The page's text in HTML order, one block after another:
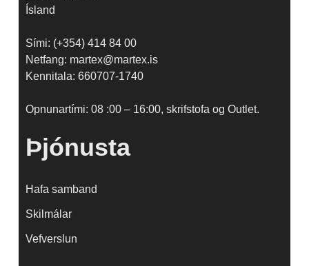
Ísland
Sími: (+354) 414 84 00
Netfang: martex@martex.is
Kennitala: 660707-1740
Opnunartími: 08 :00 – 16:00, skrifstofa og Outlet.
Þjónusta
Hafa samband
Skilmálar
Vefverslun